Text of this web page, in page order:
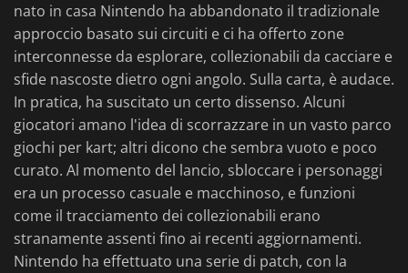
nato in casa Nintendo ha abbandonato il tradizionale
approccio basato sui circuiti e ci ha offerto zone
interconnesse da esplorare, collezionabili da cacciare e
sfide nascoste dietro ogni angolo. Sulla carta, è audace.
In pratica, ha suscitato un certo dissenso. Alcuni
giocatori amano l'idea di scorrazzare in un vasto parco
giochi per kart; altri dicono che sembra vuoto e poco
curato. Al momento del lancio, sbloccare i personaggi
era un processo casuale e macchinoso, e funzioni
come il tracciamento dei collezionabili erano
stranamente assenti fino ai recenti aggiornamenti.
Nintendo ha effettuato una serie di patch, con la